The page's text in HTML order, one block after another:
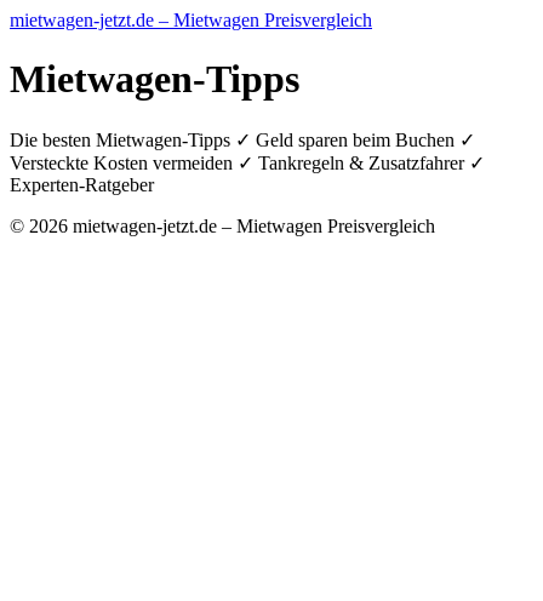
mietwagen-jetzt.de – Mietwagen Preisvergleich
Mietwagen-Tipps
Die besten Mietwagen-Tipps ✓ Geld sparen beim Buchen ✓
Versteckte Kosten vermeiden ✓ Tankregeln & Zusatzfahrer ✓
Experten-Ratgeber
© 2026 mietwagen-jetzt.de – Mietwagen Preisvergleich